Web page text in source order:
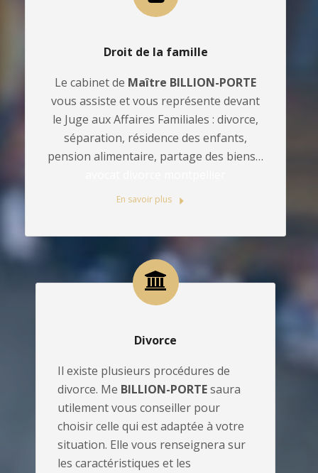
Droit de la famille
Le cabinet de Maître BILLION-PORTE
vous assiste et vous représente devant
le Juge aux Affaires Familiales : divorce,
séparation, résidence des enfants,
pension alimentaire, partage des biens…
En savoir plus
Divorce
Il existe plusieurs procédures de
divorce. Me BILLION-PORTEsaura
utilement vous conseiller pour
choisir celle qui est adaptée à votre
situation. Elle vous renseignera sur
les caractéristiques et les